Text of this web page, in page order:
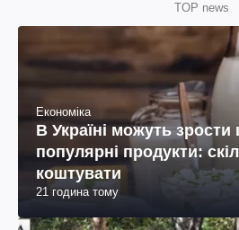
TOP news
Економіка
В Україні можуть зрости
популярні продукти:
коштувати
21 година тому